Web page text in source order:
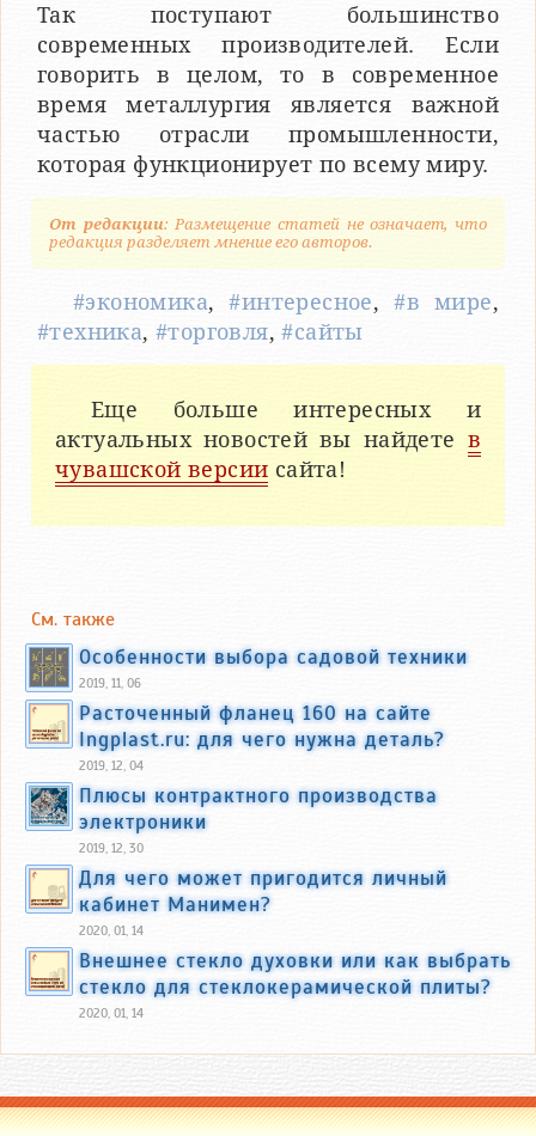
Так поступают большинство
современных производителей. Если
говорить в целом, то в современное
время металлургия является важной
частью отрасли промышленности,
которая функционирует по всему миру.
От редакции: Размещение статей не означает, что
редакция разделяет мнение его авторов.
#экономика,#интересное,#в мире,
#техника,#торговля,#сайты
Еще больше интересных и
актуальных новостей вы найдете в
чувашской версии сайта!
См. также
Особенности выбора садовой техники
2019, 11, 06
Расточенный фланец 160 на сайте
Ingplast.ru: для чего нужна деталь?
2019, 12, 04
Плюсы контрактного производства
электроники
2019, 12, 30
Для чего может пригодится личный
кабинет Манимен?
2020, 01, 14
Внешнее стекло духовки или как выбрать
стекло для стеклокерамической плиты?
2020, 01, 14